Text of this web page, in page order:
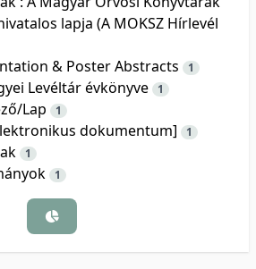
lapja (A MOKSZ Hírlevél
& Poster Abstracts 1
Levéltár évkönyve 1
Lap 1
dokumentum] 1
1
1